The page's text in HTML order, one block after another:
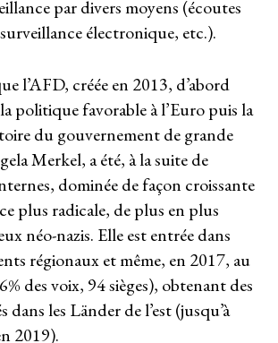
par divers moyens (écoutes
électronique, etc.).
l’AFD, créée en 2013, d’abord
politique favorable à l’Euro puis la
du gouvernement de grande
Merkel, a été, à la suite de
dominée de façon croissante
plus radicale, de plus en plus
néo-nazis. Elle est entrée dans
régionaux et même, en 2017, au
des voix, 94 sièges), obtenant des
dans les Länder de l’est (jusqu’à
2019).